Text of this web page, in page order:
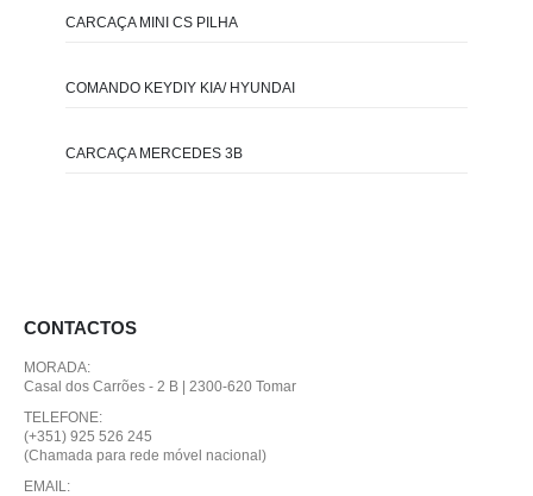
CARCAÇA MINI CS PILHA
COMANDO KEYDIY KIA/ HYUNDAI
CARCAÇA MERCEDES 3B
CONTACTOS
MORADA:
Casal dos Carrões - 2 B | 2300-620 Tomar
TELEFONE:
(+351) 925 526 245
(Chamada para rede móvel nacional)
EMAIL: